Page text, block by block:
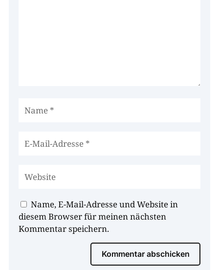
Name, E-Mail-Adresse und Website in
diesem Browser für meinen nächsten
Kommentar speichern.
Kommentar abschicken